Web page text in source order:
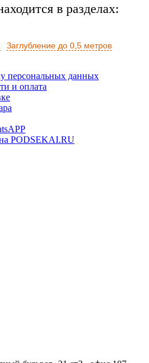
в разделах:
Заглубление до 0,5 метров
персональных данных
и оплата
PODSEKAI.RU